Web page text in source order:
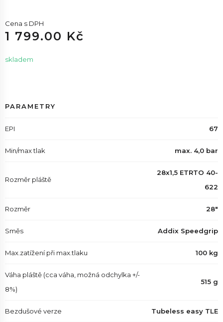
Cena s DPH
1 799.00 Kč
skladem
PARAMETRY
EPI 67
Min/max tlak max. 4,0 bar
Rozměr pláště
28x1,5 ETRTO 40-
622
Rozměr 28"
Směs Addix Speedgrip
Max.zatížení při max.tlaku 100 kg
Váha pláště (cca váha, možná odchylka +/-
8%)
515 g
Bezdušové verze Tubeless easy TLE